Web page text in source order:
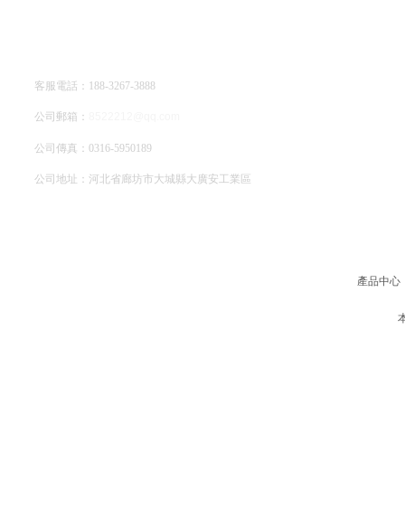
公司地址：河北省廊坊市大城縣大廣安工業區
公司傳真：0316-5950189
公司郵箱：
客服電話：188-3267-3888
產品中心